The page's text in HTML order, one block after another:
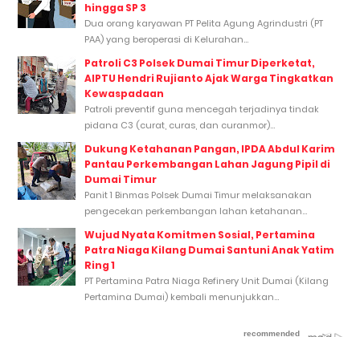
hingga SP 3
Dua orang karyawan PT Pelita Agung Agrindustri (PT
PAA) yang beroperasi di Kelurahan...
Patroli C3 Polsek Dumai Timur Diperketat,
AIPTU Hendri Rujianto Ajak Warga Tingkatkan
Kewaspadaan
Patroli preventif guna mencegah terjadinya tindak
pidana C3 (curat, curas, dan curanmor)...
Dukung Ketahanan Pangan, IPDA Abdul Karim
Pantau Perkembangan Lahan Jagung Pipil di
Dumai Timur
Panit 1 Binmas Polsek Dumai Timur melaksanakan
pengecekan perkembangan lahan ketahanan...
Wujud Nyata Komitmen Sosial, Pertamina
Patra Niaga Kilang Dumai Santuni Anak Yatim
Ring 1
PT Pertamina Patra Niaga Refinery Unit Dumai (Kilang
Pertamina Dumai) kembali menunjukkan...